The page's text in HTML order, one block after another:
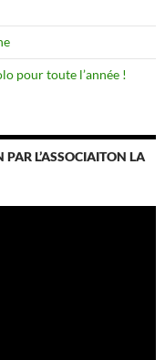
pour toute l’année !
L’ASSOCIAITON LA